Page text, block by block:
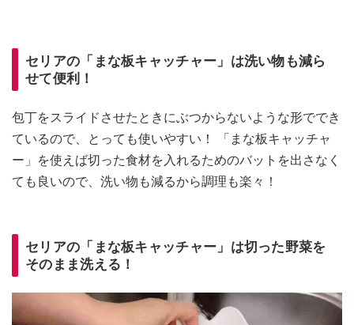
セリアの「まな板キャッチャー」は洗い物も減ら
せて便利！
包丁をスライドさせたときにぶつからないような形ででき
ているので、とっても使いやすい！ 「まな板キャッチャ
ー」を使えば切った食材を入れるためのバットを出さなく
ても良いので、洗い物も減るから調理も楽々！
セリアの「まな板キャッチャー」は切った野菜を
そのまま洗える！